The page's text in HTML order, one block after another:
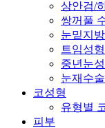
상안검/
쌍꺼풀
눈밑지
트임성형
중년눈
눈재수술
코성형
유형별
피부